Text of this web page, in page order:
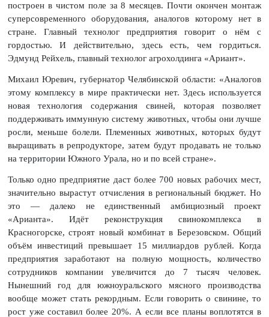
построен в чистом поле за 8 месяцев. Почти окончен монтаж
суперсовременного оборудования, аналогов которому нет в
стране. Главный технолог предприятия говорит о нём с
гордостью. И действительно, здесь есть, чем гордиться.
Эдмунд Рейхель, главный технолог агрохолдинга «Ариант».
Михаил Юревич, губернатор Челябинской области: «Аналогов
этому комплексу в мире практически нет. Здесь используется
новая технология содержания свиней, которая позволяет
поддерживать иммунную систему животных, чтобы они лучше
росли, меньше болели. Племенных животных, которых будут
выращивать в репродукторе, затем будут продавать не только
на территории Южного Урала, но и по всей стране».
Только одно предприятие даст более 700 новых рабочих мест,
значительно вырастут отчисления в региональный бюджет. Но
это — далеко не единственный амбициозный проект
«Арианта». Идёт реконструкция свинокомплекса в
Красногорске, строят новый комбинат в Березовском. Общий
объём инвестиций превышает 15 миллиардов рублей. Когда
предприятия заработают на полную мощность, количество
сотрудников компании увеличится до 7 тысяч человек.
Нынешний год для южноуральского мясного производства
вообще может стать рекордным. Если говорить о свинине, то
рост уже составил более 20%. А если все планы воплотятся в